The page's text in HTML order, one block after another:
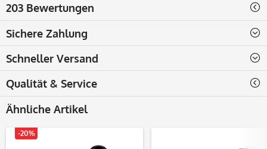
203 Bewertungen
Sichere Zahlung
Schneller Versand
Qualität & Service
Ähnliche Artikel
-20%